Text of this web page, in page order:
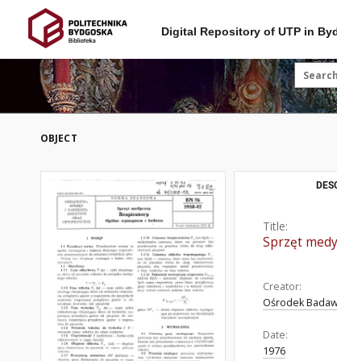
Digital Repository of UTP in
OBJECT
Title:
Sprzęt
Creator:
Ośrodek
Date:
1976